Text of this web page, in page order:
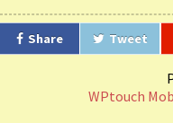
Share Tweet
WPtouch